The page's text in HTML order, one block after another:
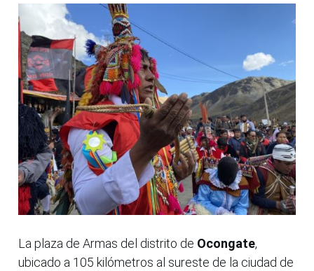
La plaza de Armas del distrito de Ocongate,
ubicado a 105 kilómetros al sureste de la ciudad de